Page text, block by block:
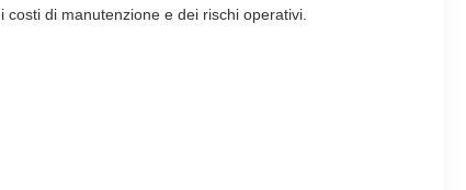
di manutenzione e dei rischi operativi.